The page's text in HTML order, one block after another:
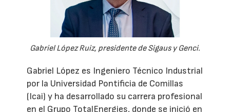
Gabriel López Ruiz, presidente de Sigaus y Genci.
Gabriel López es Ingeniero Técnico Industrial
por la Universidad Pontificia de Comillas
(Icai) y ha desarrollado su carrera profesional
en el Grupo TotalEnergies, donde se inició en